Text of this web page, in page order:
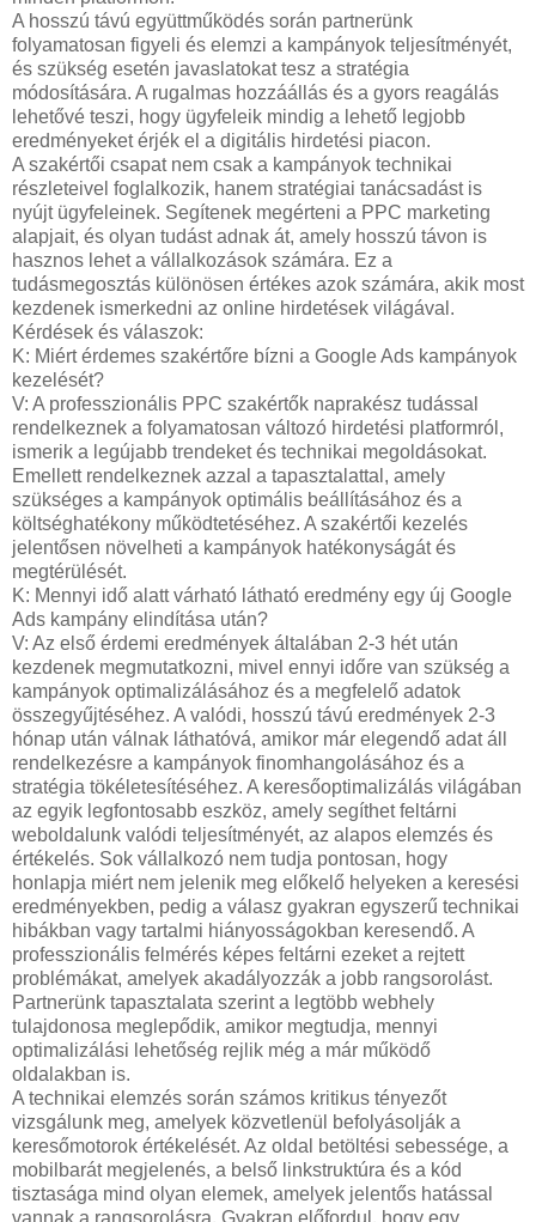
A hosszú távú együttműködés során partnerünk
folyamatosan figyeli és elemzi a kampányok teljesítményét,
és szükség esetén javaslatokat tesz a stratégia
módosítására. A rugalmas hozzáállás és a gyors reagálás
lehetővé teszi, hogy ügyfeleik mindig a lehető legjobb
eredményeket érjék el a digitális hirdetési piacon.
A szakértői csapat nem csak a kampányok technikai
részleteivel foglalkozik, hanem stratégiai tanácsadást is
nyújt ügyfeleinek. Segítenek megérteni a PPC marketing
alapjait, és olyan tudást adnak át, amely hosszú távon is
hasznos lehet a vállalkozások számára. Ez a
tudásmegosztás különösen értékes azok számára, akik most
kezdenek ismerkedni az online hirdetések világával.
Kérdések és válaszok:
K: Miért érdemes szakértőre bízni a Google Ads kampányok
kezelését?
V: A professzionális PPC szakértők naprakész tudással
rendelkeznek a folyamatosan változó hirdetési platformról,
ismerik a legújabb trendeket és technikai megoldásokat.
Emellett rendelkeznek azzal a tapasztalattal, amely
szükséges a kampányok optimális beállításához és a
költséghatékony működtetéséhez. A szakértői kezelés
jelentősen növelheti a kampányok hatékonyságát és
megtérülését.
K: Mennyi idő alatt várható látható eredmény egy új Google
Ads kampány elindítása után?
V: Az első érdemi eredmények általában 2-3 hét után
kezdenek megmutatkozni, mivel ennyi időre van szükség a
kampányok optimalizálásához és a megfelelő adatok
összegyűjtéséhez. A valódi, hosszú távú eredmények 2-3
hónap után válnak láthatóvá, amikor már elegendő adat áll
rendelkezésre a kampányok finomhangolásához és a
stratégia tökéletesítéséhez. A keresőoptimalizálás világában
az egyik legfontosabb eszköz, amely segíthet feltárni
weboldalunk valódi teljesítményét, az alapos elemzés és
értékelés. Sok vállalkozó nem tudja pontosan, hogy
honlapja miért nem jelenik meg előkelő helyeken a keresési
eredményekben, pedig a válasz gyakran egyszerű technikai
hibákban vagy tartalmi hiányosságokban keresendő. A
professzionális felmérés képes feltárni ezeket a rejtett
problémákat, amelyek akadályozzák a jobb rangsorolást.
Partnerünk tapasztalata szerint a legtöbb webhely
tulajdonosa meglepődik, amikor megtudja, mennyi
optimalizálási lehetőség rejlik még a már működő
oldalakban is.
A technikai elemzés során számos kritikus tényezőt
vizsgálunk meg, amelyek közvetlenül befolyásolják a
keresőmotorok értékelését. Az oldal betöltési sebessége, a
mobilbarát megjelenés, a belső linkstruktúra és a kód
tisztasága mind olyan elemek, amelyek jelentős hatással
vannak a rangsorolásra. Gyakran előfordul, hogy egy